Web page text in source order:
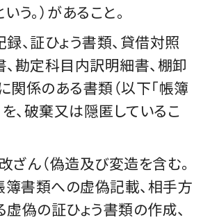
う。）があること。
、証ひょう書類、貸借対照
、勘定科目内訳明細書、棚卸
関係のある書類（以下「帳簿
を、破棄又は隠匿しているこ
ん（偽造及び変造を含む。
簿書類への虚偽記載、相手方
虚偽の証ひょう書類の作成、